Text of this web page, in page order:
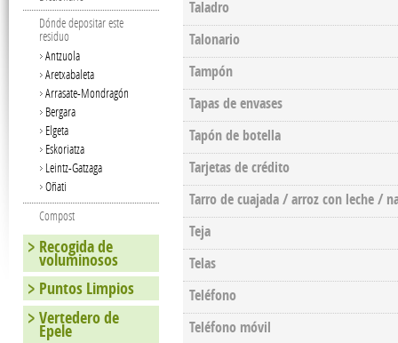
Taladro
Talonario
Tampón
Tapas de envases
Tapón de botella
Tarjetas de crédito
Tarro de cuajada / arroz con leche /
Teja
Telas
Teléfono
Teléfono móvil
Dónde depositar este
residuo
Antzuola
Aretxabaleta
Arrasate-Mondragón
Bergara
Elgeta
Eskoriatza
Leintz-Gatzaga
Oñati
Compost
Recogida de
voluminosos
Puntos Limpios
Vertedero de
Epele